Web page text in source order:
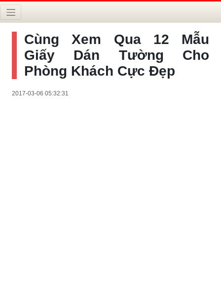
Cùng Xem Qua 12 Mẫu
Giấy Dán Tường Cho
Phòng Khách Cực Đẹp
2017-03-06 05:32:31